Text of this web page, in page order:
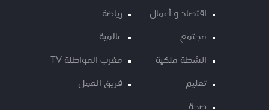
اقتصاد و أعمال
مجتمع
انشطة ملكية
تعليم
رياضة
عالمية
مغرب المواطنة TV
فريق العمل